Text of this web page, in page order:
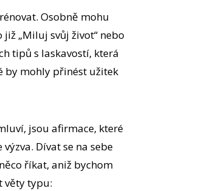
Osobně mohu
„Miluj svůj život“ nebo
tipů s laskavostí, která
by mohly přinést užitek
jsou afirmace, které
Dívat se na sebe
říkat, aniž bychom
věty typu: